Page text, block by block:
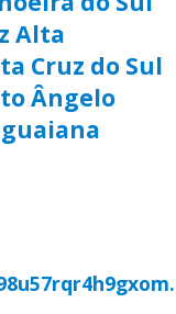
Alta
Cruz do Sul
Ângelo